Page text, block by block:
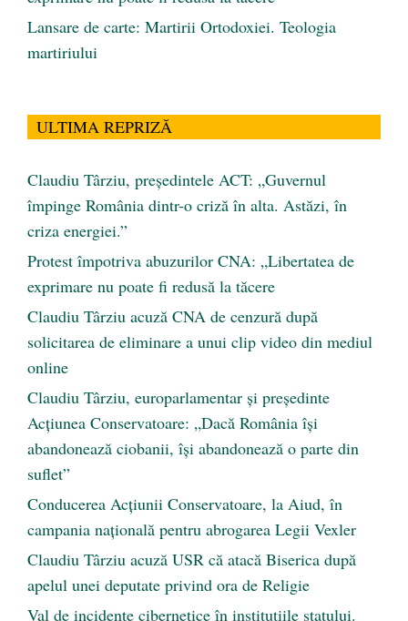
Lansare de carte: Martirii Ortodoxiei. Teologia
martiriului
ULTIMA REPRIZĂ
Claudiu Târziu, președintele ACT: „Guvernul
împinge România dintr-o criză în alta. Astăzi, în
criza energiei.”
Protest împotriva abuzurilor CNA: „Libertatea de
exprimare nu poate fi redusă la tăcere
Claudiu Târziu acuză CNA de cenzură după
solicitarea de eliminare a unui clip video din mediul
online
Claudiu Târziu, europarlamentar și președinte
Acțiunea Conservatoare: „Dacă România își
abandonează ciobanii, își abandonează o parte din
suflet”
Conducerea Acțiunii Conservatoare, la Aiud, în
campania națională pentru abrogarea Legii Vexler
Claudiu Târziu acuză USR că atacă Biserica după
apelul unei deputate privind ora de Religie
Val de incidente cibernetice în instituțiile statului.